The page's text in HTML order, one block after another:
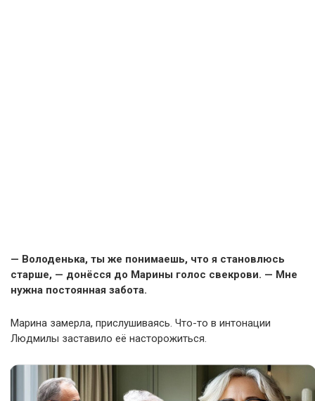
— Володенька, ты же понимаешь, что я становлюсь
старше, — донёсся до Марины голос свекрови. — Мне
нужна постоянная забота.
Марина замерла, прислушиваясь. Что-то в интонации
Людмилы заставило её насторожиться.